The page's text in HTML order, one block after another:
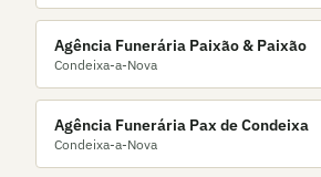
Agência Funerária Paixão & Paixão
Condeixa-a-Nova
Agência Funerária Pax de Condeixa
Condeixa-a-Nova